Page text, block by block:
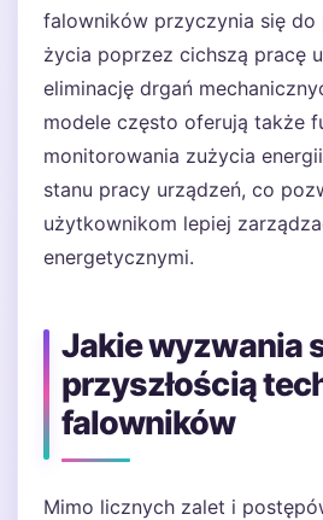
falowników przyczynia się
życia poprzez cichszą pracę
eliminację drgań
modele często oferują także
monitorowania zużycia
stanu pracy urządzeń, co
użytkownikom lepiej
energetycznymi.
Jakie wyzwania
przyszłością
falowników
Mimo licznych zalet i